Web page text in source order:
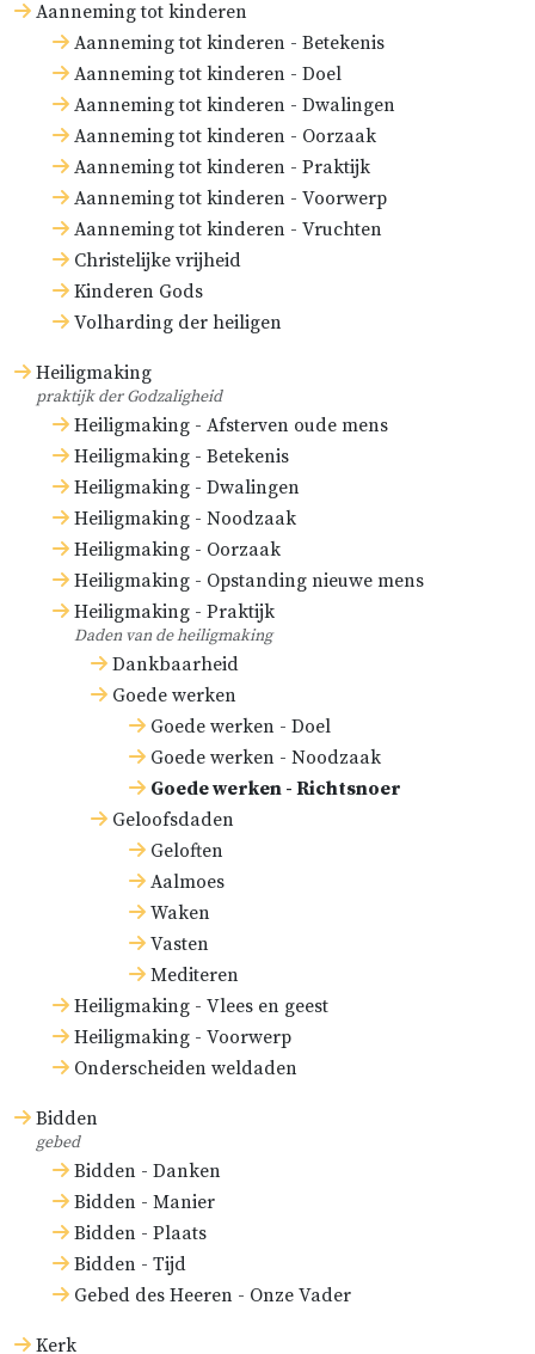
Aanneming tot kinderen
Aanneming tot kinderen - Betekenis
Aanneming tot kinderen - Doel
Aanneming tot kinderen - Dwalingen
Aanneming tot kinderen - Oorzaak
Aanneming tot kinderen - Praktijk
Aanneming tot kinderen - Voorwerp
Aanneming tot kinderen - Vruchten
Christelijke vrijheid
Kinderen Gods
Volharding der heiligen
Heiligmaking
praktijk der Godzaligheid
Heiligmaking - Afsterven oude mens
Heiligmaking - Betekenis
Heiligmaking - Dwalingen
Heiligmaking - Noodzaak
Heiligmaking - Oorzaak
Heiligmaking - Opstanding nieuwe mens
Heiligmaking - Praktijk
Daden van de heiligmaking
Dankbaarheid
Goede werken
Goede werken - Doel
Goede werken - Noodzaak
Goede werken - Richtsnoer
Geloofsdaden
Geloften
Aalmoes
Waken
Vasten
Mediteren
Heiligmaking - Vlees en geest
Heiligmaking - Voorwerp
Onderscheiden weldaden
Bidden
gebed
Bidden - Danken
Bidden - Manier
Bidden - Plaats
Bidden - Tijd
Gebed des Heeren - Onze Vader
Kerk